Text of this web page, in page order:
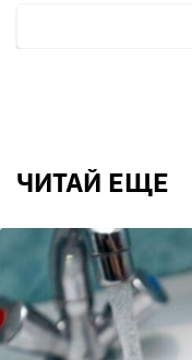
ЧИТАЙ ЕЩЕ